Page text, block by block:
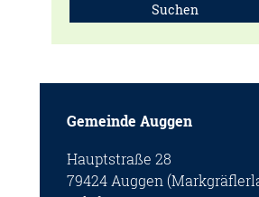
Suchen
Gemeinde Auggen
Hauptstraße 28
79424 Auggen